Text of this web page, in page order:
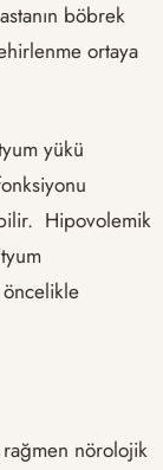
böbrek
ortaya
yükü
Hipovolemik
rağmen nörolojik